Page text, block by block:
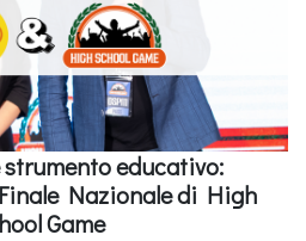
educativo:
Nazionale di High
Game